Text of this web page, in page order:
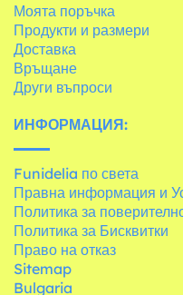
Моята поръчка
Продукти и размери
Доставка
Връщане
Други въпроси
ИНФОРМАЦИЯ:
Funidelia по света
Правна информация и
Политика за
Политика за Бисквитки
Право на отказ
Sitemap
Bulgaria